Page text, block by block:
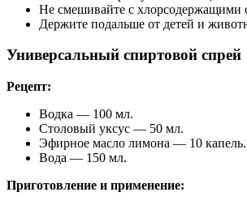
Не смешивайте с хлорсодержащими
Держите подальше от детей и
Универсальный спиртовой спрей
Рецепт:
Водка — 100 мл.
Столовый уксус — 50 мл.
Эфирное масло лимона — 10 капель.
Вода — 150 мл.
Приготовление и применение: